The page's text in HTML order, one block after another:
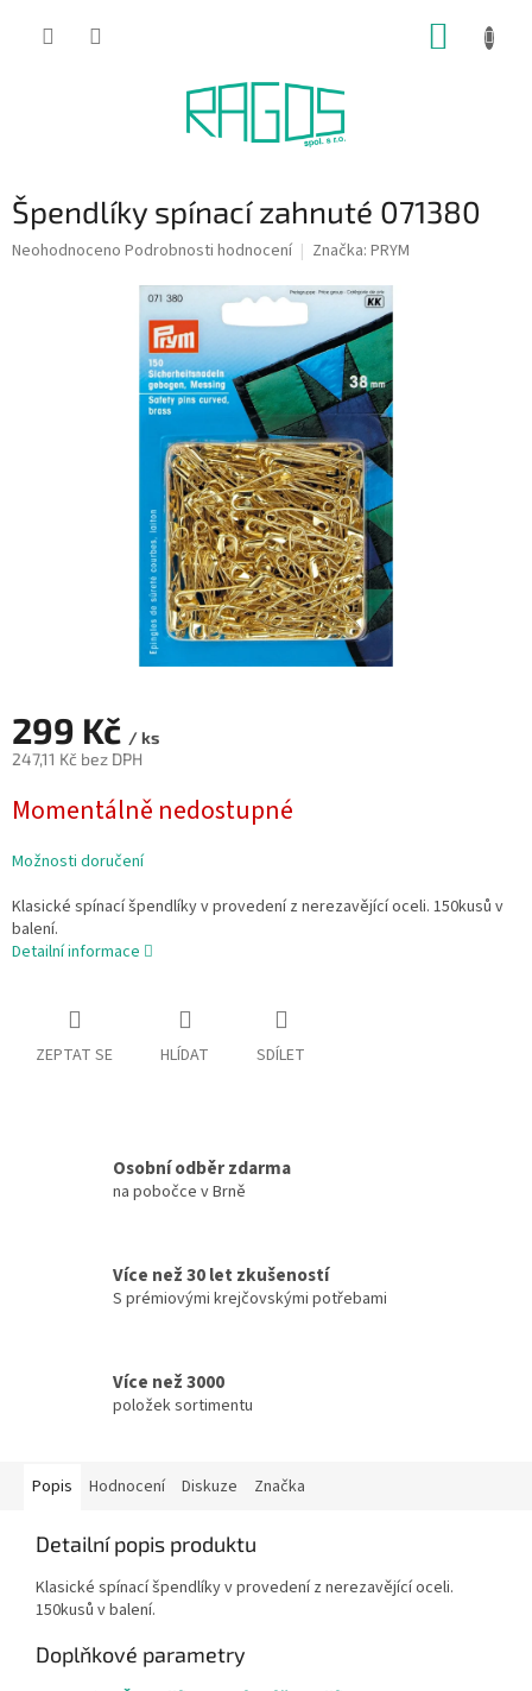
Špendlíky spínací zahnuté 071380
Průměrné
Neohodnoceno Podrobnosti hodnocení Značka: PRYM
299 Kč / ks
247,11 Kč bez DPH
cena:
Momentálně nedostupné
Možnosti doručení
Klasické spínací špendlíky v provedení z nerezavějící oceli. 150kusů v
balení.
Detailní informace
ZEPTAT SE HLÍDAT SDÍLET
Osobní odběr zdarma
na pobočce v Brně
Více než 30 let zkušeností
S prémiovými krejčovskými potřebami
Více než 3000
položek sortimentu
Popis Hodnocení Diskuze Značka
Detailní popis produktu
Klasické spínací špendlíky v provedení z nerezavějící oceli.
150kusů v balení.
Doplňkové parametry